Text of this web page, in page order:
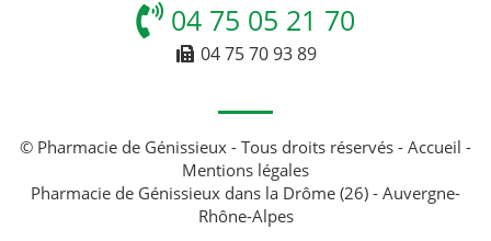
04 75 05 21 70
04 75 70 93 89
© Pharmacie de Génissieux - Tous droits réservés - Accueil -
Mentions légales
Pharmacie de Génissieux dans la Drôme (26) - Auvergne-
Rhône-Alpes